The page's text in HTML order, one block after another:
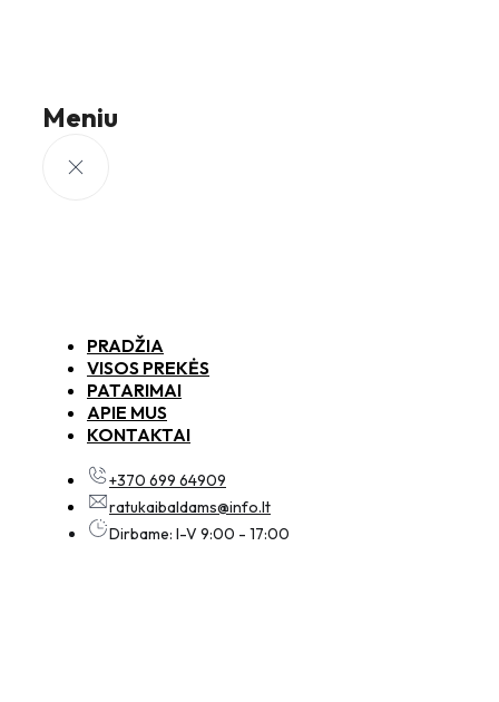
Meniu
PRADŽIA
VISOS PREKĖS
PATARIMAI
APIE MUS
KONTAKTAI
+370 699 64909
ratukaibaldams@info.lt
Dirbame: I-V 9:00 - 17:00